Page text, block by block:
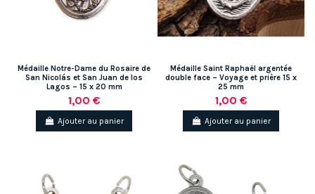
Médaille Notre-Dame du Rosaire de
San Nicolás et San Juan de los
Lagos – 15 x 20 mm
1,00 €
Ajouter au panier
Médaille Saint Raphaël argentée
double face – Voyage et prière 15 x
25 mm
1,00 €
Ajouter au panier